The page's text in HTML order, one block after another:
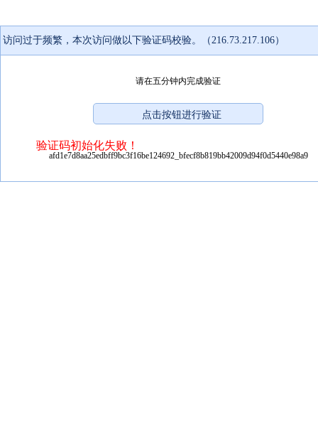
访问过于频繁，本次访问做以下验证码校验。（216.73.217.106）
请在五分钟内完成验证
验证码初始化失败！
afd1e7d8aa25edbff9bc3f16be124692_bfecf8b819bb42009d94f0d5440e98a9